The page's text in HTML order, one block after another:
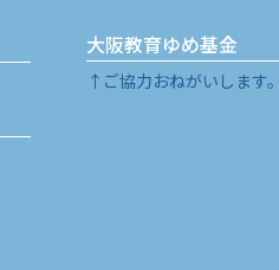
大阪教育ゆめ基金
↑ご協力おねがいします。